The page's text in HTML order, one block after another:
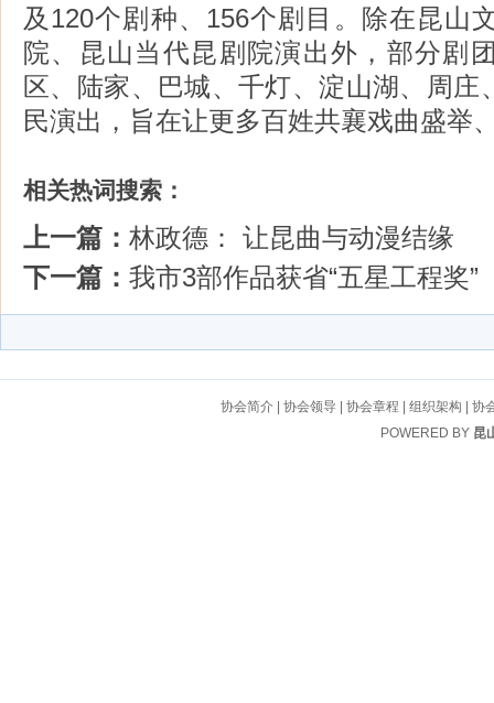
及120个剧种、156个剧目。除在昆山
院、昆山当代昆剧院演出外，部分剧
区、陆家、巴城、千灯、淀山湖、周庄
民演出，旨在让更多百姓共襄戏曲盛举
相关热词搜索：
上一篇： 林政德： 让昆曲与动漫结缘
下一篇： 我市3部作品获省“五星工程奖”
协会简介 |协会领导 |协会章程 |组织架构 |协
POWERED BY 昆